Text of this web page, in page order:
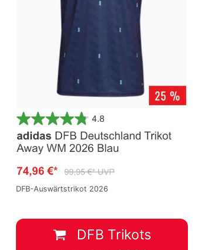
Premier League 2025/2026
Spieltag 5
2: 1
20 Sep. - 16:30
Spieltag 5
DFB-Auswärtstrikot 2026
DFB Trikots